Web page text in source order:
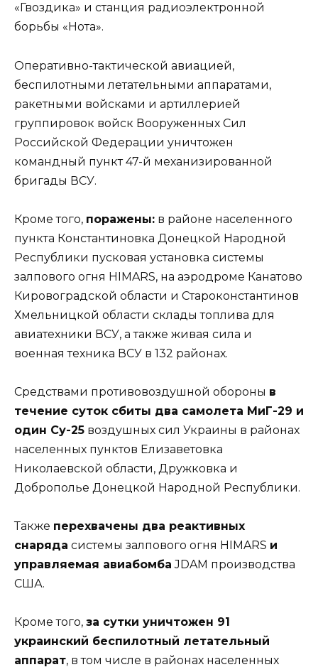
«Гвоздика» и станция радиоэлектронной
борьбы «Нота».
Оперативно-тактической авиацией,
беспилотными летательными аппаратами,
ракетными войсками и артиллерией
группировок войск Вооруженных Сил
Российской Федерации уничтожен
командный пункт 47-й механизированной
бригады ВСУ.
Кроме того, поражены: в районе населенного
пункта Константиновка Донецкой Народной
Республики пусковая установка системы
залпового огня HIMARS, на аэродроме Канатово
Кировоградской области и Староконстантинов
Хмельницкой области склады топлива для
авиатехники ВСУ, а также живая сила и
военная техника ВСУ в 132 районах.
Средствами противовоздушной обороны в
течение суток сбиты два самолета МиГ-29 и
один Су-25 воздушных сил Украины в районах
населенных пунктов Елизаветовка
Николаевской области, Дружковка и
Доброполье Донецкой Народной Республики.
Также перехвачены два реактивных
снаряда системы залпового огня HIMARS и
управляемая авиабомба JDAM производства
США.
Кроме того, за сутки уничтожен 91
украинский беспилотный летательный
аппарат, в том числе в районах населенных